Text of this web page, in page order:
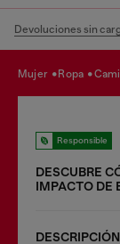
Devoluciones sin
mujer ropa
Responsible
DESCUBRE
IMPACTO DE
DESCRIPCIÓN